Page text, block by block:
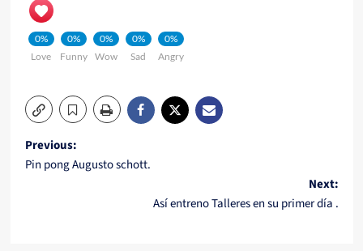
0%
Love
0%
Funny
0%
Wow
0%
Sad
0%
Angry
Post
navigation
Previous:
Pin pong Augusto schott.
Next:
Así entreno Talleres en su primer día .